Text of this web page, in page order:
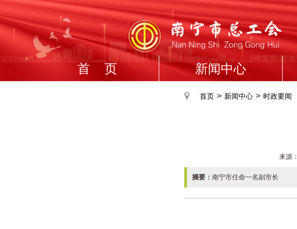
首 页 新闻中心
首页 > 新闻中心 > 时政要闻
来源：
摘要： 南宁市任命一名副市长